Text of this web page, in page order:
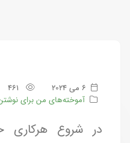
6 می 2024
آموخته‌های من برای
در شروع هرکاری